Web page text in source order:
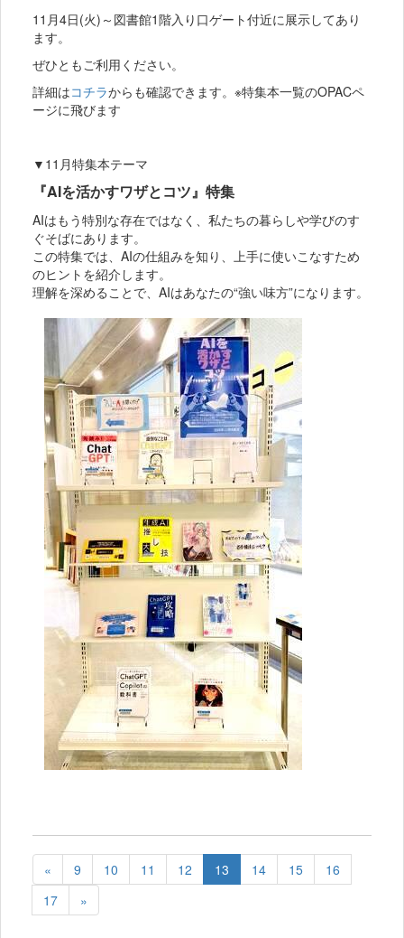
11月4日(火)～図書館1階入り口ゲート付近に展示してあり
ます。
ぜひともご利用ください。
詳細はコチラからも確認できます。※特集本一覧のOPACペ
ージに飛びます
▼11月特集本テーマ
『AIを活かすワザとコツ』特集
AIはもう特別な存在ではなく、私たちの暮らしや学びのす
ぐそばにあります。
この特集では、AIの仕組みを知り、上手に使いこなすため
のヒントを紹介します。
理解を深めることで、AIはあなたの“強い味方”になります。
« 9 10 11 12 13 14 15
16
17
»